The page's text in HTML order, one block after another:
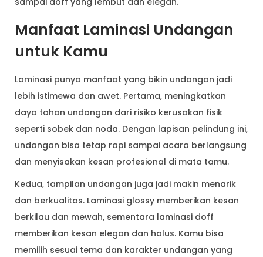
Manfaat Laminasi Undangan
untuk Kamu
Laminasi punya manfaat yang bikin undangan jadi
lebih istimewa dan awet. Pertama, meningkatkan
daya tahan undangan dari risiko kerusakan fisik
seperti sobek dan noda. Dengan lapisan pelindung ini,
undangan bisa tetap rapi sampai acara berlangsung
dan menyisakan kesan profesional di mata tamu.
Kedua, tampilan undangan juga jadi makin menarik
dan berkualitas. Laminasi glossy memberikan kesan
berkilau dan mewah, sementara laminasi doff
memberikan kesan elegan dan halus. Kamu bisa
memilih sesuai tema dan karakter undangan yang